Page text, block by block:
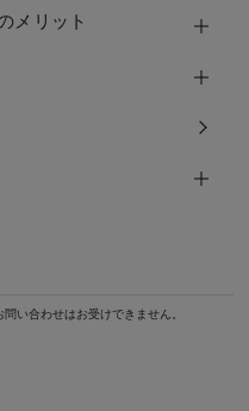
メリット
い合わせはお受けできません。